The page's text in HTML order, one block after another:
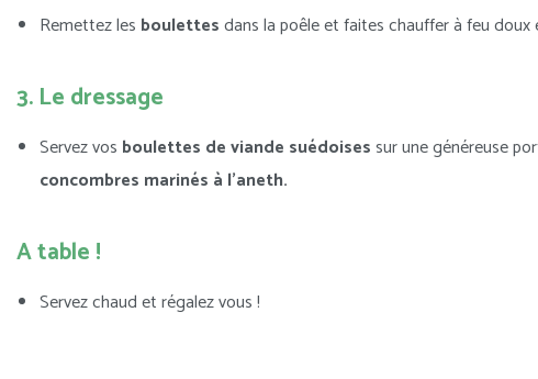
Remettez les boulettesdans la poêle et faites chauffer à feu doux
3. Le dressage
Servez vos boulettes de viande suédoisessur une généreuse
concombres marinés à l’aneth.
A table !
Servez chaud et régalez vous !